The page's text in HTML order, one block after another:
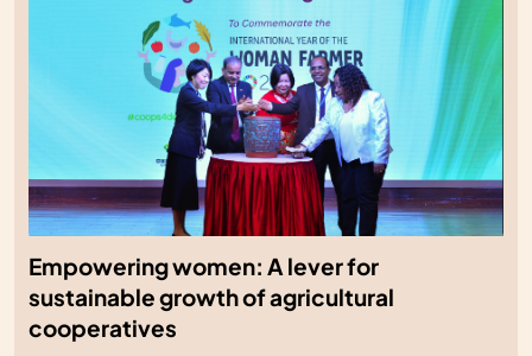
Empowering women: A lever for
sustainable growth of agricultural
cooperatives